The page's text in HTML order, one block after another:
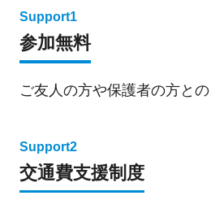
Support1
参加無料
ご友人の方や保護者の方との
Support2
交通費支援制度